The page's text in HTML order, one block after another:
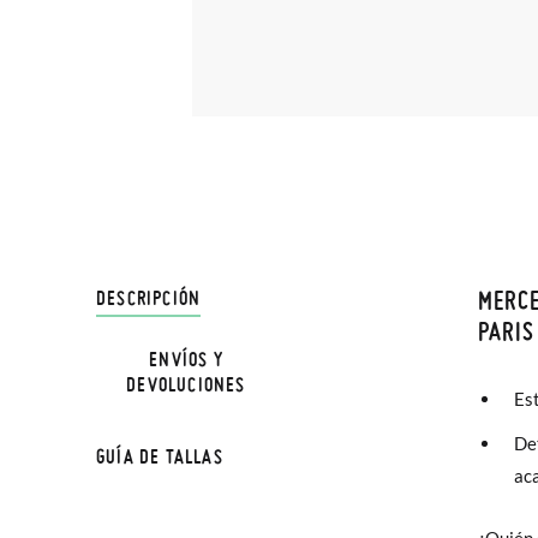
DESCRIPCIÓN
ENVÍOS Y
DEVOLUCIONES
En
hasta
Sólo
GUÍA DE TALLAS